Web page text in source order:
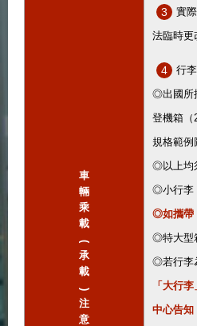
車
輛
乘
載
(
承
載
)
注
意
3
實
法臨時更
4
行
◎出國所
登機箱（
規格範例
◎以上均
◎小行李
◎如攜帶
◎特大型
◎若行李
「大行
中心告知